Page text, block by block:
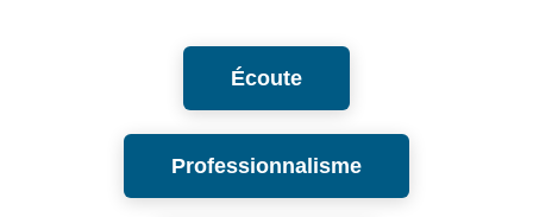
Écoute
Professionnalisme